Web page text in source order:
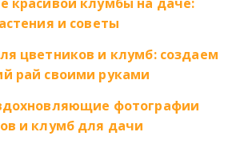
и советы
цветников и клумб: создаем
рай своими руками
фотографии
и клумб для дачи